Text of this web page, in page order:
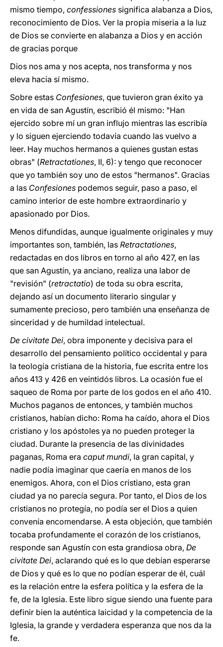
mismo tiempo, confessiones significa alabanza a Dios,
reconocimiento de Dios. Ver la propia miseria a la luz
de Dios se convierte en alabanza a Dios y en acción
de gracias porque
Dios nos ama y nos acepta, nos transforma y nos
eleva hacia sí mismo.
Sobre estas Confesiones, que tuvieron gran éxito ya
en vida de san Agustín, escribió él mismo: "Han
ejercido sobre mí un gran influjo mientras las escribía
y lo siguen ejerciendo todavía cuando las vuelvo a
leer. Hay muchos hermanos a quienes gustan estas
obras" (Retractationes, II, 6): y tengo que reconocer
que yo también soy uno de estos "hermanos". Gracias
a las Confesiones podemos seguir, paso a paso, el
camino interior de este hombre extraordinario y
apasionado por Dios.
Menos difundidas, aunque igualmente originales y muy
importantes son, también, las Retractationes,
redactadas en dos libros en torno al año 427, en las
que san Agustín, ya anciano, realiza una labor de
"revisión" (retractatio) de toda su obra escrita,
dejando así un documento literario singular y
sumamente precioso, pero también una enseñanza de
sinceridad y de humildad intelectual.
De civitate Dei, obra imponente y decisiva para el
desarrollo del pensamiento político occidental y para
la teología cristiana de la historia, fue escrita entre los
años 413 y 426 en veintidós libros. La ocasión fue el
saqueo de Roma por parte de los godos en el año 410.
Muchos paganos de entonces, y también muchos
cristianos, habían dicho: Roma ha caído, ahora el Dios
cristiano y los apóstoles ya no pueden proteger la
ciudad. Durante la presencia de las divinidades
paganas, Roma era caput mundi, la gran capital, y
nadie podía imaginar que caería en manos de los
enemigos. Ahora, con el Dios cristiano, esta gran
ciudad ya no parecía segura. Por tanto, el Dios de los
cristianos no protegía, no podía ser el Dios a quien
convenía encomendarse. A esta objeción, que también
tocaba profundamente el corazón de los cristianos,
responde san Agustín con esta grandiosa obra, De
civitate Dei, aclarando qué es lo que debían esperarse
de Dios y qué es lo que no podían esperar de él, cuál
es la relación entre la esfera política y la esfera de la
fe, de la Iglesia. Este libro sigue siendo una fuente para
definir bien la auténtica laicidad y la competencia de la
Iglesia, la grande y verdadera esperanza que nos da la
fe.